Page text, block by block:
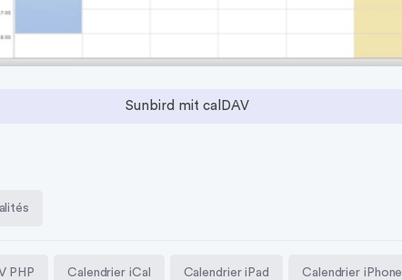
Sunbird mit calDAV
PHP Calendrier iCal Calendrier iPad Calendrier iPhone